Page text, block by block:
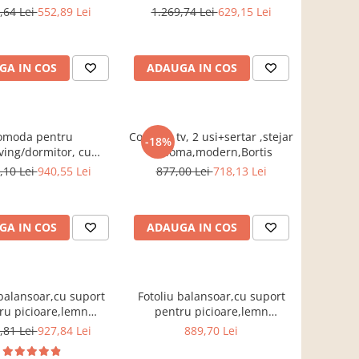
Impex
Lei552,89 Lei
IN COS
sonoma/alb, Bortis impex
1.269,74 Lei629,15 Lei
ADAUGA IN COS
pentru
dormitor, cu
stejar
Lei940,55 Lei
IN COS
-18%
Comoda tv, 2 usi+sertar ,stejar
sonoma,modern,Bortis
877,00 Lei718,13 Lei
ADAUGA IN COS
suport
picioare,lemn
stofa/textil gri ,cu
Lei927,84 Lei
Fotoliu balansoar,cu suport
pentru picioare,lemn
mesteacan, stofa/textil maro
889,70 Lei